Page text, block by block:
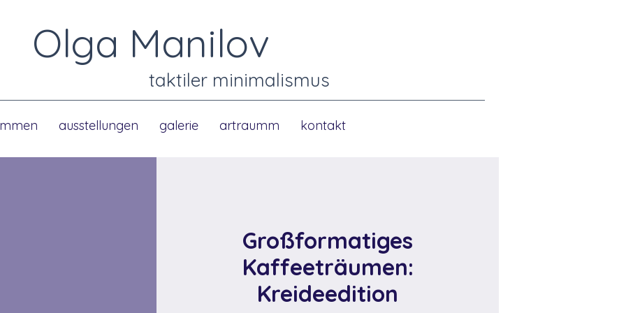
Olga Manilov
taktiler minimalismus
ausstellungen galerie artraumm kontakt
Großformatiges
Kaffeeträumen:
Kreideedition